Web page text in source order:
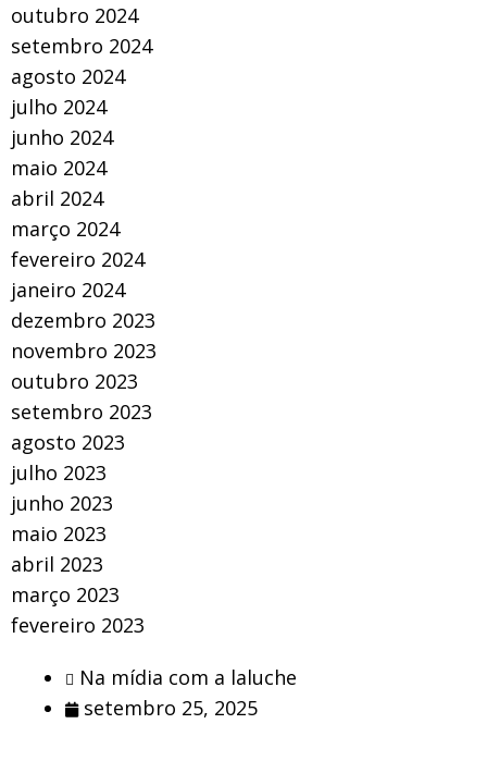
outubro 2024
setembro 2024
agosto 2024
julho 2024
junho 2024
maio 2024
abril 2024
março 2024
fevereiro 2024
janeiro 2024
dezembro 2023
novembro 2023
outubro 2023
setembro 2023
agosto 2023
julho 2023
junho 2023
maio 2023
abril 2023
março 2023
fevereiro 2023
Na mídia com a laluche
setembro 25, 2025